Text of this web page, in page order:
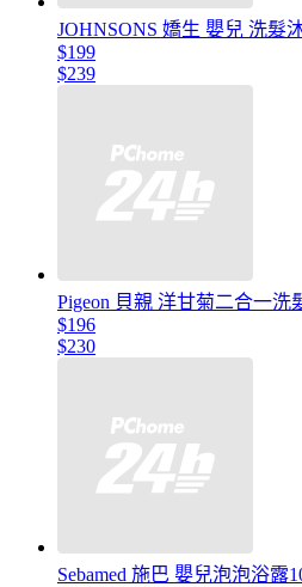
JOHNSONS 嬌生 嬰兒 洗髮
$199
$239
Pigeon 貝親 洋甘菊二合一洗
$196
$230
Sebamed 施巴 嬰兒泡泡浴露